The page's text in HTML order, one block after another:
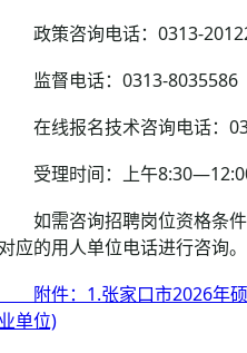
策咨询电话：0313-
督电话：0313-8035586
线报名技术咨询电话：
理时间：上午
需咨询招聘岗位资格条件
应的用人单位电话进行咨询。
件：1.张家口市2026年硕
单位)